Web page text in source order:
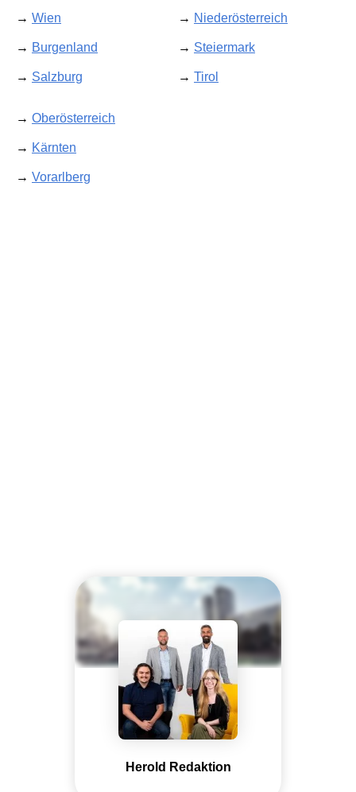
→ Wien
→ Burgenland
→ Salzburg
→ Niederösterreich
→ Steiermark
→ Tirol
→ Oberösterreich
→ Kärnten
→ Vorarlberg
Herold Redaktion